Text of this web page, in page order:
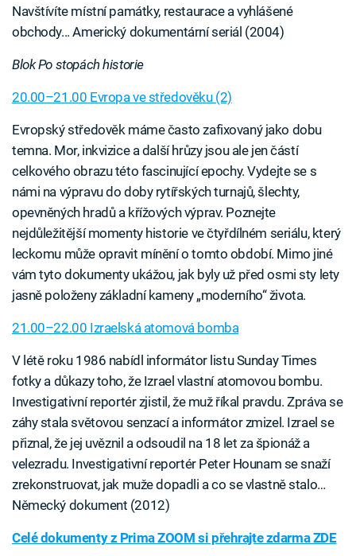
Navštívíte místní památky, restaurace a vyhlášené
obchody... Americký dokumentární seriál (2004)
Blok Po stopách historie
20.00–21.00 Evropa ve středověku (2)
Evropský středověk máme často zafixovaný jako dobu
temna. Mor, inkvizice a další hrůzy jsou ale jen částí
celkového obrazu této fascinující epochy. Vydejte se s
námi na výpravu do doby rytířských turnajů, šlechty,
opevněných hradů a křížových výprav. Poznejte
nejdůležitější momenty historie ve čtyřdílném seriálu, který
leckomu může opravit mínění o tomto období. Mimo jiné
vám tyto dokumenty ukážou, jak byly už před osmi sty lety
jasně položeny základní kameny „moderního“ života.
21.00–22.00 Izraelská atomová bomba
V létě roku 1986 nabídl informátor listu Sunday Times
fotky a důkazy toho, že Izrael vlastní atomovou bombu.
Investigativní reportér zjistil, že muž říkal pravdu. Zpráva se
záhy stala světovou senzací a informátor zmizel. Izrael se
přiznal, že jej uvěznil a odsoudil na 18 let za špionáž a
velezradu. Investigativní reportér Peter Hounam se snaží
zrekonstruovat, jak muže dopadli a co se vlastně stalo…
Německý dokument (2012)
Celé dokumenty z Prima ZOOM si přehrajte zdarma ZDE